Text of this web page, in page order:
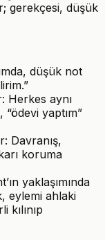
gerekçesi, düşük
düşük not
Herkes aynı
yaptım”
Davranış,
koruma
yaklaşımında
eylemi ahlaki